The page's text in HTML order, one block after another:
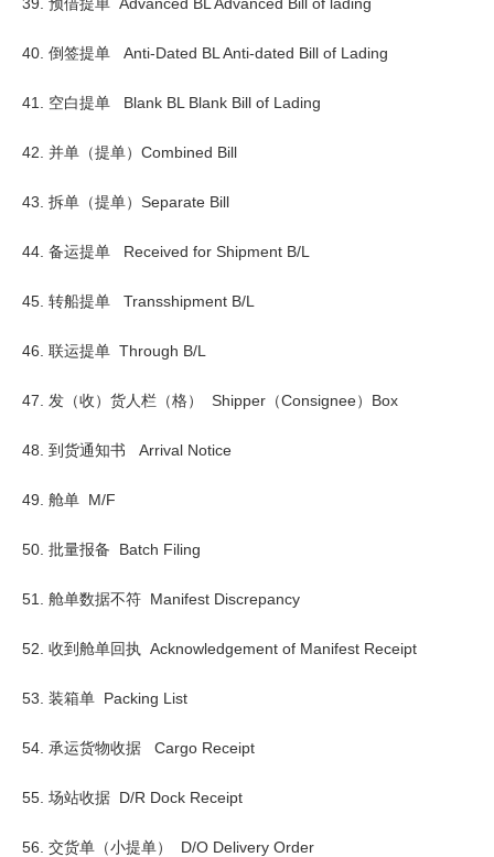
40. 倒签提单 Anti-Dated BL Anti-dated Bill of Lading
41. 空白提单 Blank BL Blank Bill of Lading
42. 并单（提单）Combined Bill
43. 拆单（提单）Separate Bill
44. 备运提单 Received for Shipment B/L
45. 转船提单 Transshipment B/L
46. 联运提单 Through B/L
47. 发（收）货人栏（格） Shipper（Consignee）Box
48. 到货通知书 Arrival Notice
49. 舱单 M/F
50. 批量报备 Batch Filing
51. 舱单数据不符 Manifest Discrepancy
52. 收到舱单回执 Acknowledgement of Manifest Receipt
53. 装箱单 Packing List
54. 承运货物收据 Cargo Receipt
55. 场站收据 D/R Dock Receipt
56. 交货单（小提单） D/O Delivery Order